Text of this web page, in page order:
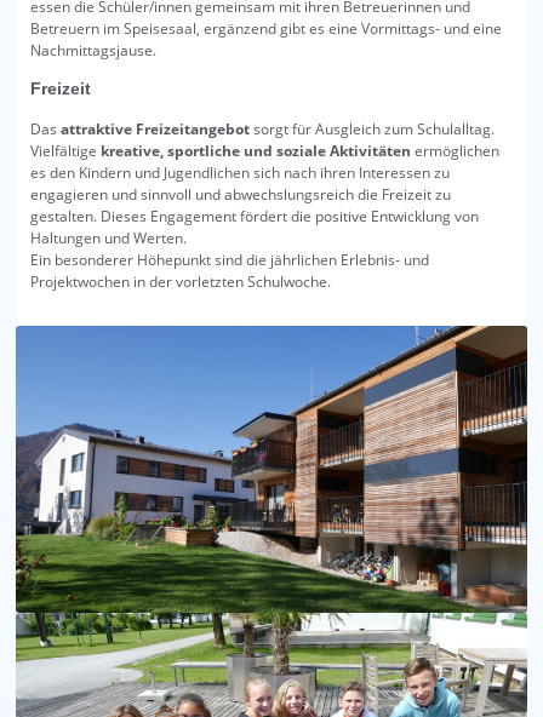
essen die Schüler/innen gemeinsam mit ihren Betreuerinnen und
Betreuern im Speisesaal, ergänzend gibt es eine Vormittags- und eine
Nachmittagsjause.
Freizeit
Dasattraktive Freizeitangebotsorgt für Ausgleich zum Schulalltag.
Vielfältige kreative, sportliche und soziale Aktivitäten ermöglichen
es den Kindern und Jugendlichen sich nach ihren Interessen zu
engagieren und sinnvoll und abwechslungsreich die Freizeit zu
gestalten. Dieses Engagement fördert die positive Entwicklung von
Haltungen und Werten.
Ein besonderer Höhepunkt sind die jährlichen Erlebnis- und
Projektwochen in der vorletzten Schulwoche.